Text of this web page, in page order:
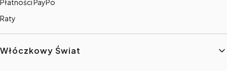
Płatności PayPo
Raty
Włóczkowy Świat